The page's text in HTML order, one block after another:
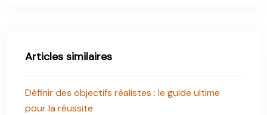
Articles similaires
Définir des objectifs réalistes : le guide ultime
pour la réussite